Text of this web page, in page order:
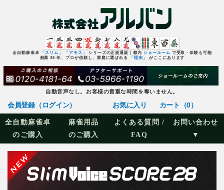
全自動麻雀卓 「スリム」 「アモス」 シリーズの正規通販｜都内 ショールーム で受取・体験も可能
創業 36 年、プロが信頼し、家庭に選ばれる 「理由」 がここにあります
自動音声なし。お客様の貴重な時間を奪いません。
会員登録（ログイン） お気に入り カート（0）
全自動麻雀卓
のご購入
麻雀用品
のご購入
よくある質問 /
FAQ
お問い合わせ
▼